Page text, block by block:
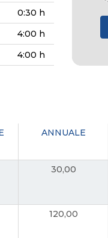
0:30 h
4:00 h
4:00 h
ANNUALE
30,00
120,00